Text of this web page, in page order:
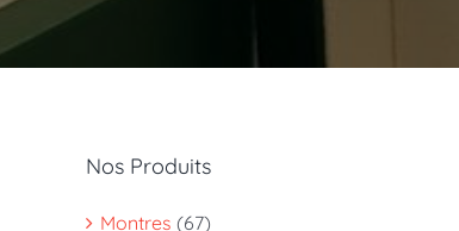
Nos Produits
Montres (67)